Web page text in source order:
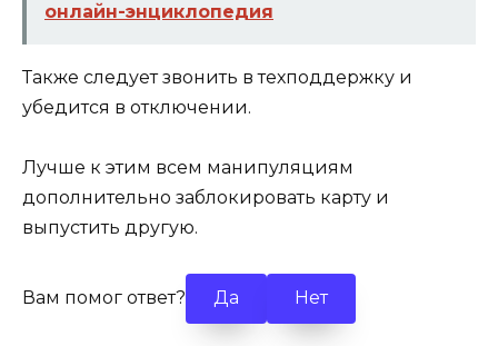
онлайн-энциклопедия
Также следует звонить в техподдержку и
убедится в отключении.
Лучше к этим всем манипуляциям
дополнительно заблокировать карту и
выпустить другую.
Вам помог ответ? Да Нет